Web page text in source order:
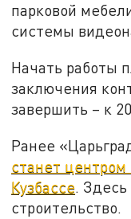
парковой
системы
Начать работы
заключения
завершить – к
Ранее
станет центром
Кузбассе .
строительство.